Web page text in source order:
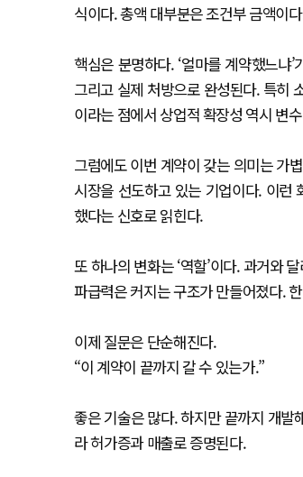
식이다. 총액 대부분은 조건부 금액이
핵심은 분명하다. ‘얼마를 계약했느냐
그리고 실제 처방으로 완성된다. 특히
이라는 점에서 상업적 확장성 역시 변
그럼에도 이번 계약이 갖는 의미는 가
시장을 선도하고 있는 기업이다. 이런
했다는 신호로 읽힌다.
또 하나의 변화는 ‘역할’이다. 과거와
파급력은 커지는 구조가 만들어졌다.
이제 질문은 단순해진다.
“이 계약이 끝까지 갈 수 있는가.”
좋은 기술은 많다. 하지만 끝까지 개발
라 허가증과 매출로 증명된다.